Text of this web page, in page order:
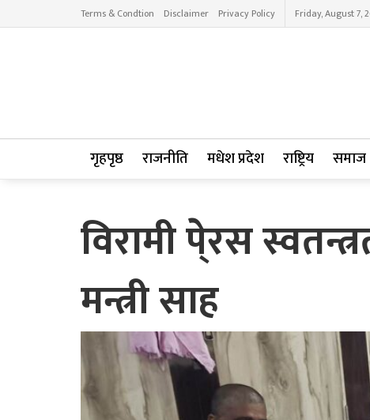
Terms & Condtion Disclaimer Privacy Policy Friday, August 7,
गृहपृष्ठ राजनीति मधेश प्रदेश राष्ट्रिय समाज
विरामी पे्रस
मन्त्री साह